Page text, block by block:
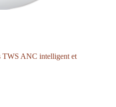
TWS ANC intelligent et